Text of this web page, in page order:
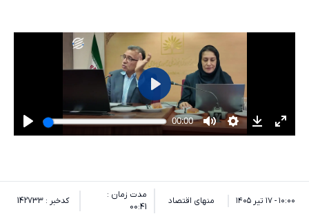
۱۰:۰۰ - ۱۷ تیر ۱۴۰۵ منهای اقتصاد
مدت زمان :
00:41
کدخبر : 142733